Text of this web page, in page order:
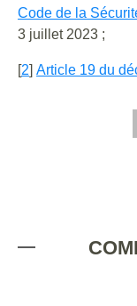
Code de la
3 juillet 2023 ;
[2] Article 19 du